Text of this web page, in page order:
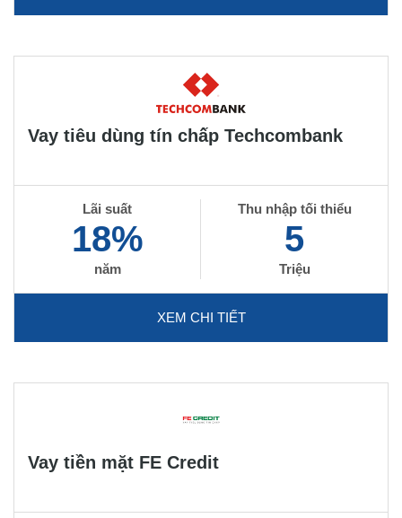
Vay tiêu dùng tín chấp Techcombank
Lãi suất
18%
năm
Thu nhập tối thiểu
5
Triệu
XEM CHI TIẾT
Vay tiền mặt FE Credit